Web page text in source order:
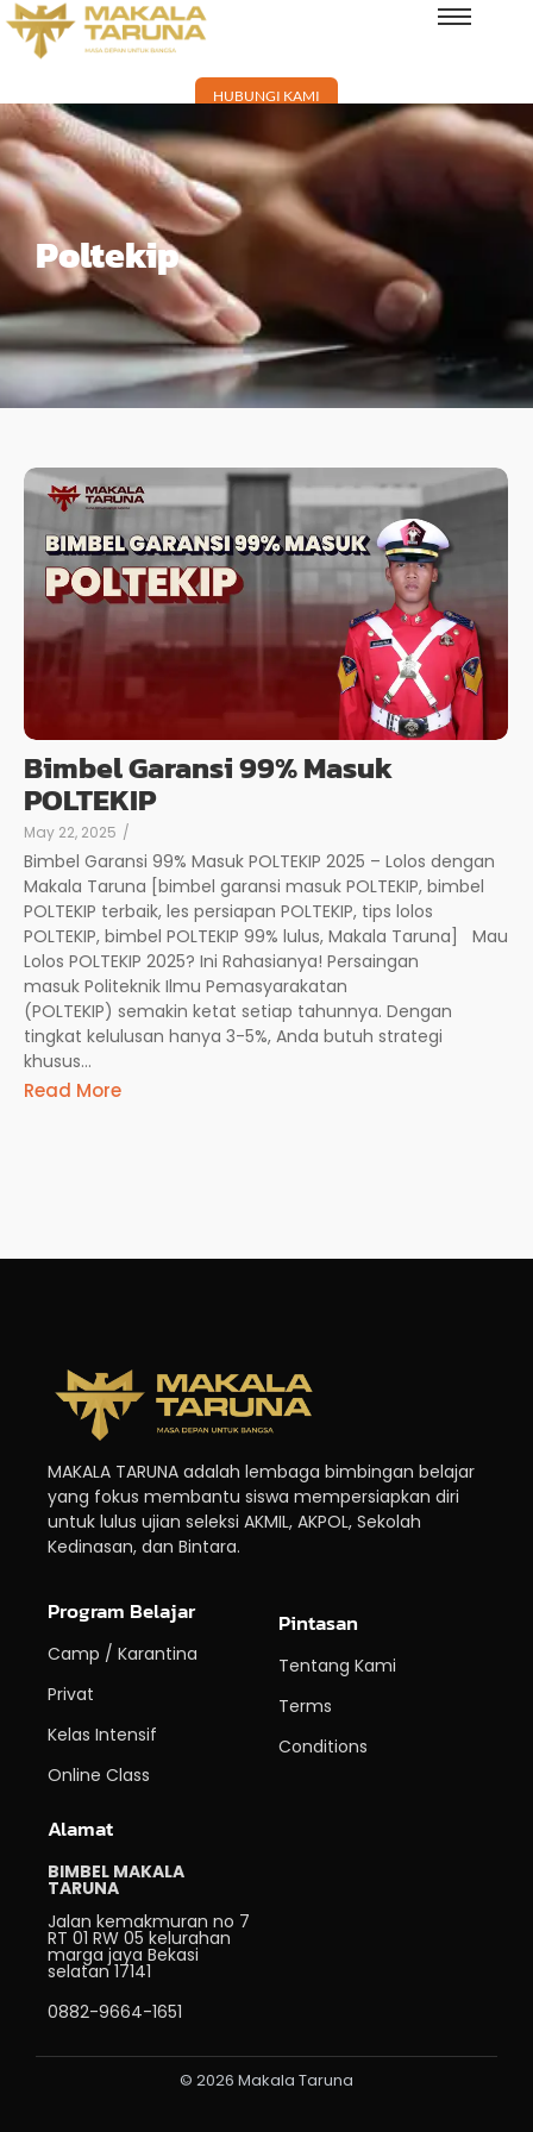
HUBUNGI KAMI
Poltekip
Bimbel Garansi 99% Masuk
POLTEKIP
May 22, 2025 /
Bimbel Garansi 99% Masuk POLTEKIP 2025 – Lolos dengan
Makala Taruna [bimbel garansi masuk POLTEKIP, bimbel
POLTEKIP terbaik, les persiapan POLTEKIP, tips lolos
POLTEKIP, bimbel POLTEKIP 99% lulus, Makala Taruna] Mau
Lolos POLTEKIP 2025? Ini Rahasianya! Persaingan
masuk Politeknik Ilmu Pemasyarakatan
(POLTEKIP) semakin ketat setiap tahunnya. Dengan
tingkat kelulusan hanya 3-5%, Anda butuh strategi
khusus...
Read More
MAKALA TARUNA adalah lembaga bimbingan belajar
yang fokus membantu siswa mempersiapkan diri
untuk lulus ujian seleksi AKMIL, AKPOL, Sekolah
Kedinasan, dan Bintara.
Program Belajar
Camp / Karantina
Privat
Kelas Intensif
Online Class
Pintasan
Tentang Kami
Terms
Conditions
Alamat
BIMBEL MAKALA
TARUNA
Jalan kemakmuran no 7
RT 01 RW 05 kelurahan
marga jaya Bekasi
selatan 17141
0882-9664-1651
© 2026 Makala Taruna